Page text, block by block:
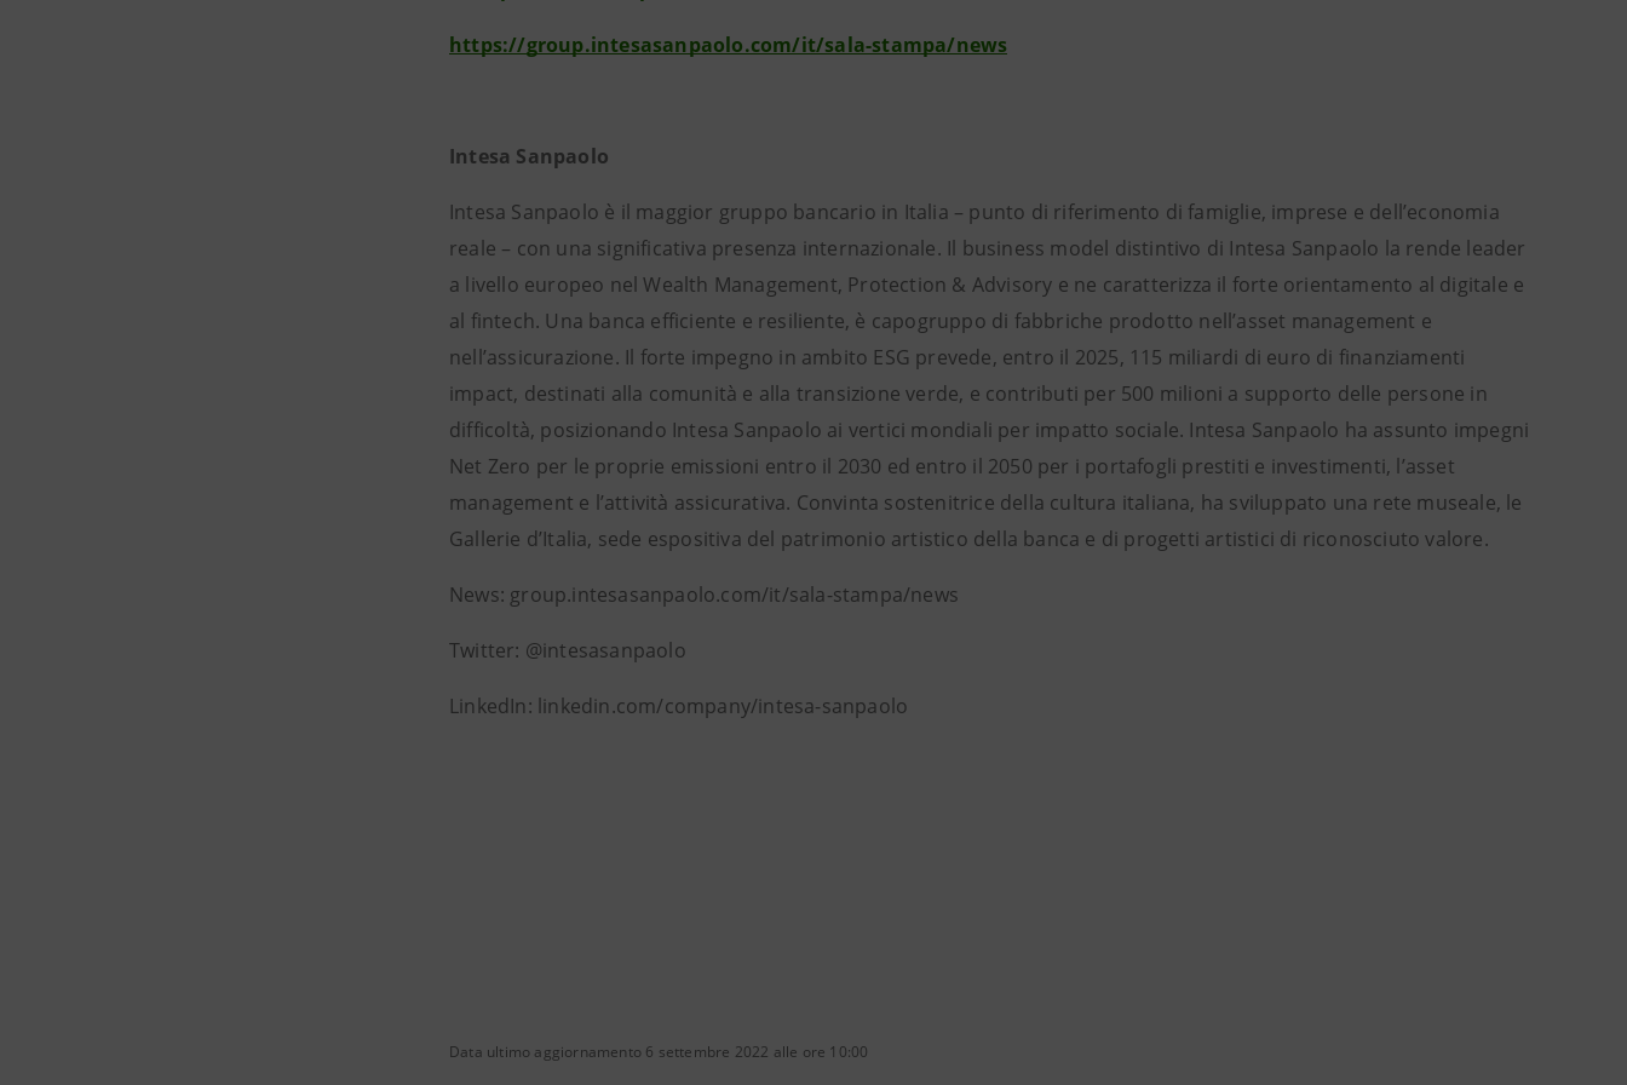
https://group.intesasanpaolo.com/it/sala-stampa/news
Intesa Sanpaolo
Intesa Sanpaolo è il maggior gruppo bancario in Italia – punto di riferimento di famiglie, imprese e dell’economia
reale – con una significativa presenza internazionale. Il business model distintivo di Intesa Sanpaolo la rende leader
a livello europeo nel Wealth Management, Protection & Advisory e ne caratterizza il forte orientamento al digitale e
al fintech. Una banca efficiente e resiliente, è capogruppo di fabbriche prodotto nell’asset management e
nell’assicurazione. Il forte impegno in ambito ESG prevede, entro il 2025, 115 miliardi di euro di finanziamenti
impact, destinati alla comunità e alla transizione verde, e contributi per 500 milioni a supporto delle persone in
difficoltà, posizionando Intesa Sanpaolo ai vertici mondiali per impatto sociale. Intesa Sanpaolo ha assunto impegni
Net Zero per le proprie emissioni entro il 2030 ed entro il 2050 per i portafogli prestiti e investimenti, l’asset
management e l’attività assicurativa. Convinta sostenitrice della cultura italiana, ha sviluppato una rete museale, le
Gallerie d’Italia, sede espositiva del patrimonio artistico della banca e di progetti artistici di riconosciuto valore.
News: group.intesasanpaolo.com/it/sala-stampa/news
Twitter: @intesasanpaolo
LinkedIn: linkedin.com/company/intesa-sanpaolo
Data ultimo aggiornamento 6 settembre 2022 alle ore 10:00